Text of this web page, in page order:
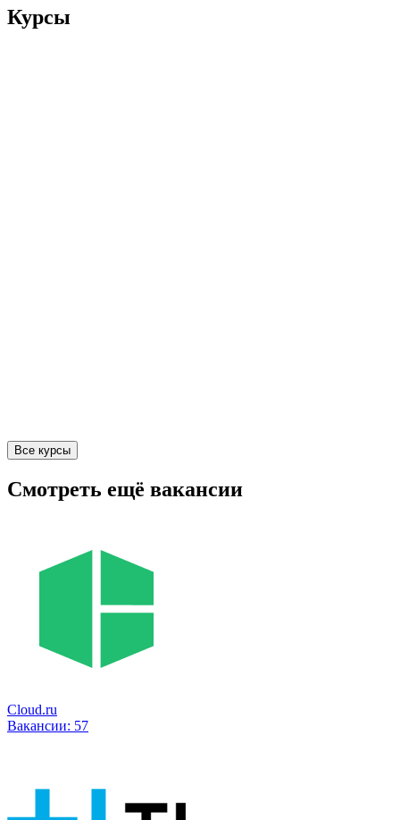
Курсы
Все курсы
Смотреть ещё вакансии
Cloud.ru
Вакансии: 57